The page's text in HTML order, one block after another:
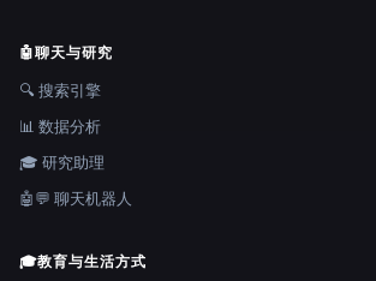
🤖聊天与研究
🔍 搜索引擎
📊 数据分析
🎓 研究助理
🤖💬 聊天机器人
🎓教育与生活方式